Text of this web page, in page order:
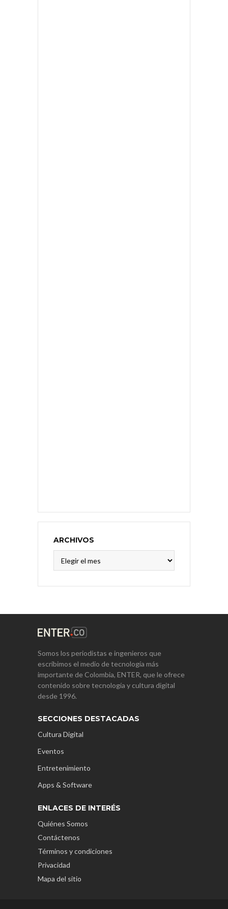
ARCHIVOS
Somos los periodistas e ingenieros que
escribimos el medio de tecnología más
importante de Colombia, ENTER, que le ofrece
contenido sobre tecnología y cultura digital
desde 1996.
SECCIONES DESTACADAS
Cultura Digital
Eventos
Entretenimiento
Apps & Software
ENLACES DE INTERÉS
Quiénes Somos
Contáctenos
Términos y condiciones
Privacidad
Mapa del sitio